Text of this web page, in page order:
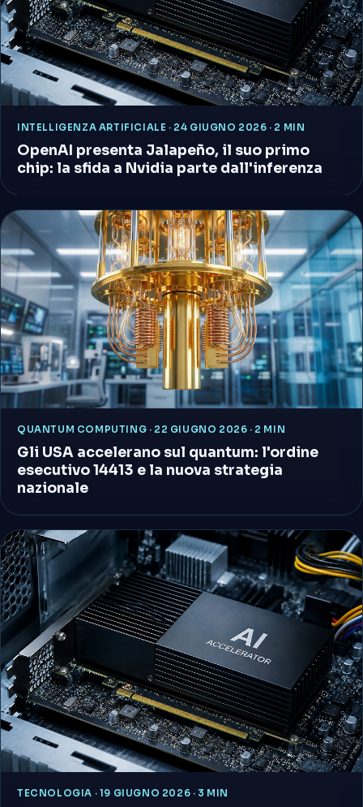
INTELLIGENZA ARTIFICIALE · 24 GIUGNO 2026 · 2 MIN
OpenAI presenta Jalapeño, il suo primo
chip: la sfida a Nvidia parte dall'inferenza
QUANTUM COMPUTING · 22 GIUGNO 2026 · 2 MIN
Gli USA accelerano sul quantum: l'ordine
esecutivo 14413 e la nuova strategia
nazionale
TECNOLOGIA · 19 GIUGNO 2026 · 3 MIN